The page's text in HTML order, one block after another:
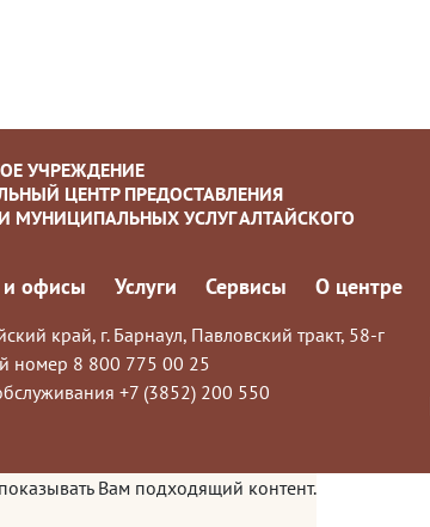
УЧРЕЖДЕНИЕ
ЦЕНТР ПРЕДОСТАВЛЕНИЯ
МУНИЦИПАЛЬНЫХ УСЛУГ АЛТАЙСКОГО
офисы Услуги Сервисы О центре
край, г. Барнаул, Павловский тракт, 58-г
номер 8 800 775 00 25
+7 (3852) 200 550
Вам подходящий контент.